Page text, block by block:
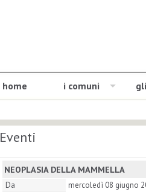
home i comuni
Eventi
NEOPLASIA DELLA MAMMELLA
Da
mercoledì 08 giugno